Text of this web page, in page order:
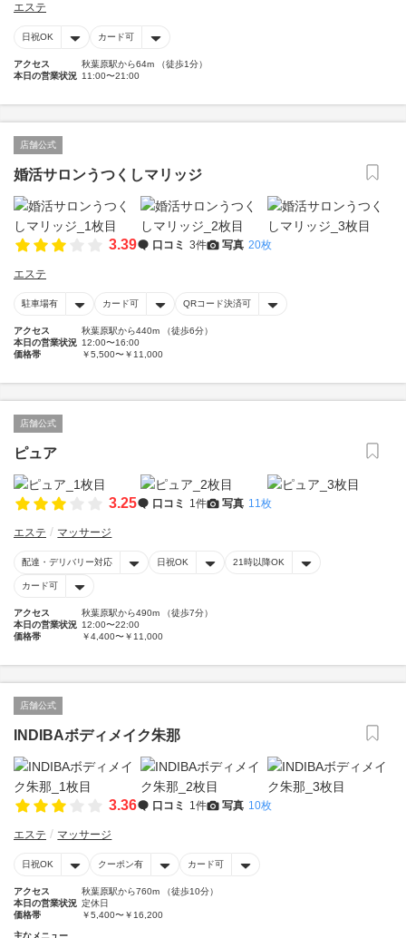
エステ
日祝OK カード可
アクセス
秋葉原駅から64m （徒歩1分）
本日の営業状況 11:00〜21:00
店舗公式
婚活サロンうつくしマリッジ
3.39 口コミ 3件 写真 20枚
エステ
駐車場有 カード可 QRコード決済可
アクセス
秋葉原駅から440m （徒歩6分）
本日の営業状況 12:00〜16:00
価格帯
￥5,500〜￥11,000
店舗公式
ピュア
3.25 口コミ 1件 写真 11枚
エステ マッサージ
配達・デリバリー対応 日祝OK 21時以降OK
カード可
アクセス
秋葉原駅から490m （徒歩7分）
本日の営業状況 12:00〜22:00
価格帯
￥4,400〜￥11,000
店舗公式
INDIBAボディメイク朱那
3.36 口コミ 1件 写真 10枚
エステ マッサージ
日祝OK クーポン有 カード可
アクセス
秋葉原駅から760m （徒歩10分）
本日の営業状況 定休日
価格帯
￥5,400〜￥16,200
主なメニュー